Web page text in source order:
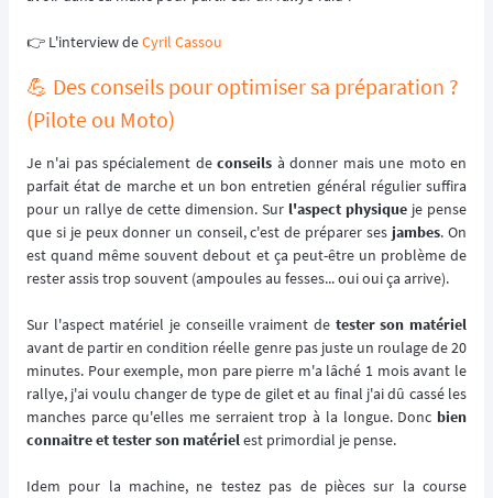
👉️ L'interview deCyril Cassou
💪 Des conseils pour optimiser sa préparation ?
(Pilote ou Moto)
Je n'ai pas spécialement deconseils à donner mais une moto en
parfait état de marche et un bon entretien général régulier suffira
pour un rallye de cette dimension. Sur l'aspect physique je pense
que si je peux donner un conseil, c'est de préparer sesjambes. On
est quand même souvent debout et ça peut-être un problème de
rester assis trop souvent (ampoules au fesses... oui oui ça arrive).
Sur l'aspect matériel je conseille vraiment de tester son matériel
avant de partir en condition réelle genre pas juste un roulage de 20
minutes. Pour exemple, mon pare pierre m'a lâché 1 mois avant le
rallye, j'ai voulu changer de type de gilet et au final j'ai dû cassé les
manches parce qu'elles me serraient trop à la longue. Donc bien
connaitre et tester son matérielest primordial je pense.
Idem pour la machine, ne testez pas de pièces sur la course